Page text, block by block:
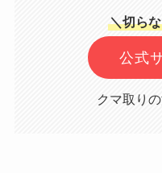
＼切ら
公式
クマ取り